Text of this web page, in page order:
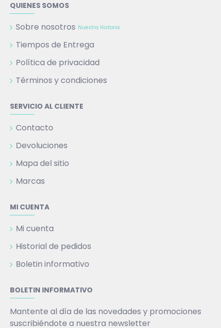
QUIENES SOMOS
Sobre nosotros Nuestra Historia
Tiempos de Entrega
Política de privacidad
Términos y condiciones
SERVICIO AL CLIENTE
Contacto
Devoluciones
Mapa del sitio
Marcas
MI CUENTA
Mi cuenta
Historial de pedidos
Boletin informativo
BOLETIN INFORMATIVO
Mantente al día de las novedades y promociones
suscribiéndote a nuestra newsletter